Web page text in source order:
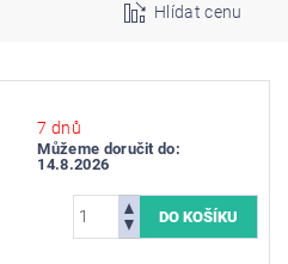
Hlídat cenu
7 dnů
Můžeme doručit do:
14.8.2026